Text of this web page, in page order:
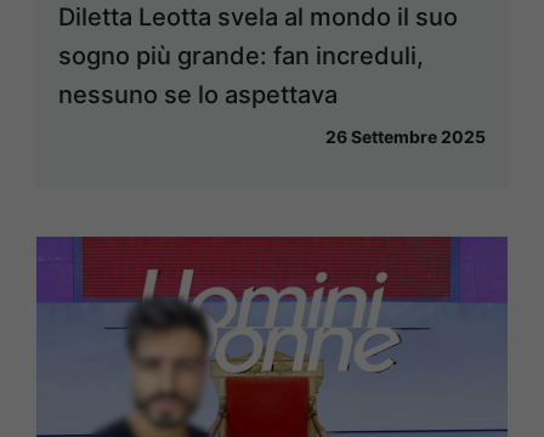
Diletta Leotta svela al mondo il suo
sogno più grande: fan increduli,
nessuno se lo aspettava
26 Settembre 2025